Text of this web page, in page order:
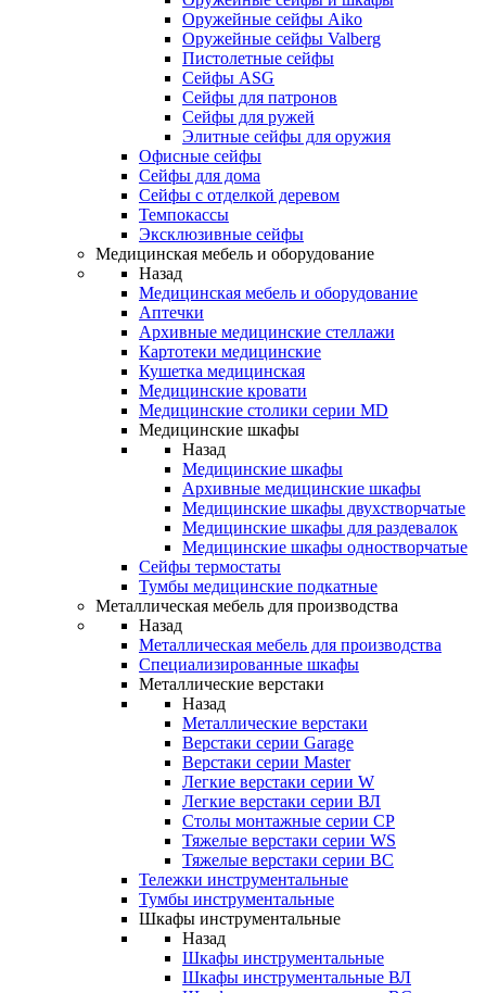
Оружейные сейфы Aiko
Оружейные сейфы Valberg
Пистолетные сейфы
Сейфы ASG
Сейфы для патронов
Сейфы для ружей
Элитные сейфы для оружия
Офисные сейфы
Сейфы для дома
Сейфы с отделкой деревом
Темпокассы
Эксклюзивные сейфы
Медицинская мебель и оборудование
Назад
Медицинская мебель и оборудование
Аптечки
Архивные медицинские стеллажи
Картотеки медицинские
Кушетка медицинская
Медицинские кровати
Медицинские столики серии MD
Медицинские шкафы
Назад
Медицинские шкафы
Архивные медицинские шкафы
Медицинские шкафы двухстворчатые
Медицинские шкафы для раздевалок
Медицинские шкафы одностворчатые
Сейфы термостаты
Тумбы медицинские подкатные
Металлическая мебель для производства
Назад
Металлическая мебель для производства
Cпециализированные шкафы
Металлические верстаки
Назад
Металлические верстаки
Верстаки серии Garage
Верстаки серии Master
Легкие верстаки серии W
Легкие верстаки серии ВЛ
Столы монтажные серии СР
Тяжелые верстаки серии WS
Тяжелые верстаки серии ВС
Тележки инструментальные
Тумбы инструментальные
Шкафы инструментальные
Назад
Шкафы инструментальные
Шкафы инструментальные ВЛ